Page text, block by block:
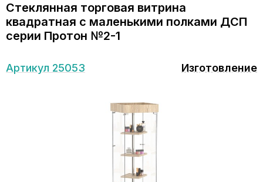
Стеклянная торговая витрина
квадратная с маленькими полками ДСП
серии Протон №2-1
Артикул 25053 Изготовление